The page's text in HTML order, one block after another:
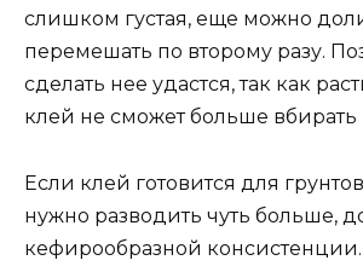
слишком густая, еще можно
перемешать по второму разу.
сделать нее удастся, так как
клей не сможет больше вбирать
Если клей готовится для
нужно разводить чуть больше,
кефирообразной